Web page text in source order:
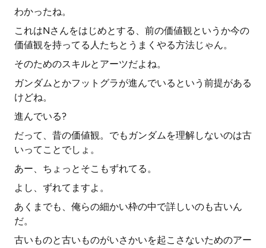
わかったね。
これはNさんをはじめとする、前の価値観というか今の
価値観を持ってる人たちとうまくやる方法じゃん。
そのためのスキルとアーツだよね。
ガンダムとかフットグラが進んでいるという前提がある
けどね。
進んでいる?
だって、昔の価値観。でもガンダムを理解しないのは古
いってことでしょ。
あー、ちょっとそこもずれてる。
よし、ずれてますよ。
あくまでも、俺らの細かい枠の中で詳しいのも古いん
だ。
古いものと古いものがいさかいを起こさないためのアー